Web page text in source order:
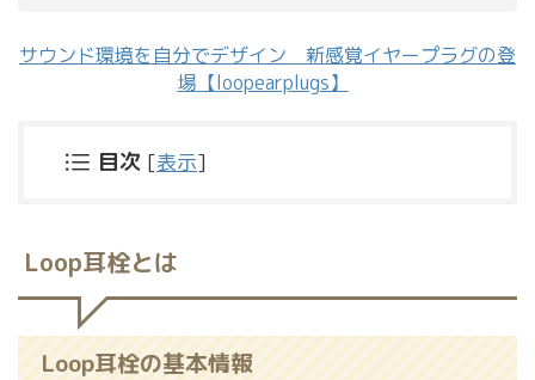
サウンド環境を自分でデザイン 新感覚イヤープラグの登
場【loopearplugs】
目次 [表示]
Loop耳栓とは
Loop耳栓の基本情報